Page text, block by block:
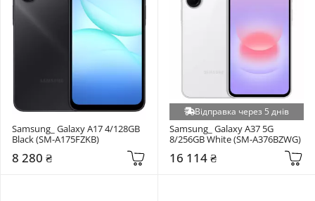
Samsung_ Galaxy A17 4/128GB
Black (SM-A175FZKB)
8 280 ₴
Відправка через 5 днів
Samsung_ Galaxy A37 5G
8/256GB White (SM-A376BZWG)
16 114 ₴